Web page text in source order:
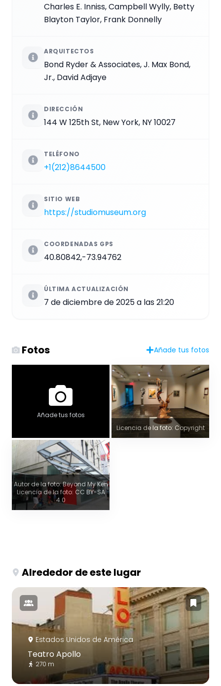
Charles E. Inniss, Campbell Wylly, Betty
Blayton Taylor, Frank Donnelly
ARQUITECTOS
Bond Ryder & Associates, J. Max Bond,
Jr., David Adjaye
DIRECCIÓN
144 W 125th St, New York, NY 10027
TELÉFONO
+1(212)8644500
SITIO WEB
https://studiomuseum.org
COORDENADAS GPS
40.80842,-73.94762
ÚLTIMA ACTUALIZACIÓN
7 de diciembre de 2025 a las 21:20
Fotos Añade tus fotos
Añade tus fotos
Licencia de la foto: Copyright
Autor de la foto: Beyond My Ken
Licencia de la foto: CC BY-SA
4.0
Alrededor de este lugar
Estados Unidos de América
Teatro Apollo
270 m